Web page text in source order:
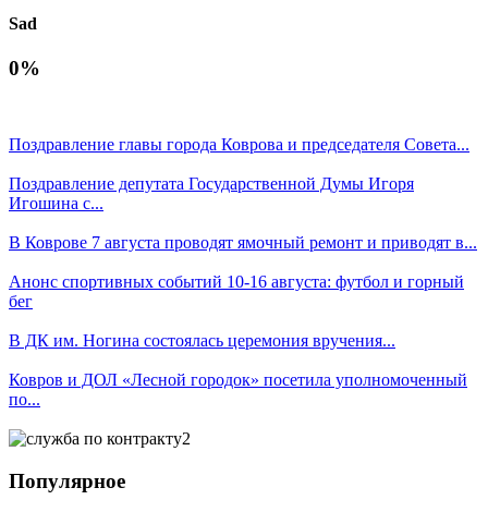
Sad
0%
Поздравление главы города Коврова и председателя Совета...
Поздравление депутата Государственной Думы Игоря
Игошина с...
В Коврове 7 августа проводят ямочный ремонт и приводят в...
Анонс спортивных событий 10-16 августа: футбол и горный
бег
В ДК им. Ногина состоялась церемония вручения...
Ковров и ДОЛ «Лесной городок» посетила уполномоченный
по...
Популярное